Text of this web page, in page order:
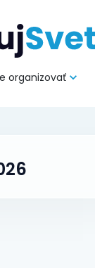
organizovať